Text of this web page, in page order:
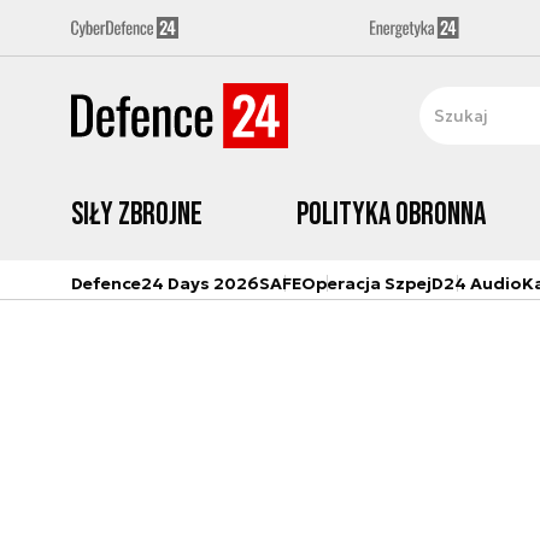
Siły zbrojne Polityka obronna
Defence24 Days 2026SAFEOperacja SzpejD24 Audio